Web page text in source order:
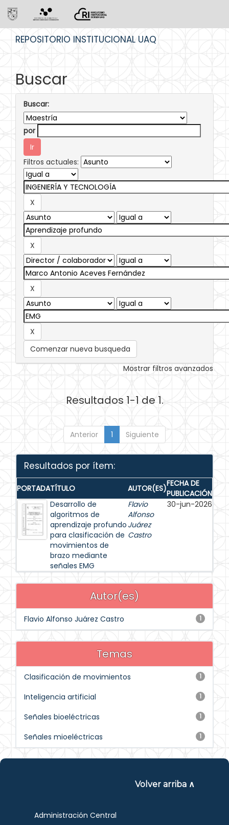
REPOSITORIO INSTITUCIONAL UAQ
Buscar
Buscar:
por
Filtros actuales:
Comenzar nueva busqueda
Mostrar filtros avanzados
Resultados 1-1 de 1.
Anterior 1 Siguiente
Resultados por ítem:
PORTADATÍTULO AUTOR(ES)FECHA DE
PUBLICACIÓN
Desarrollo de
algoritmos de
aprendizaje profundo
para clasificación de
movimientos de
brazo mediante
señales EMG
Flavio
Alfonso
Juárez
Castro
30-jun-2026
Autor(es)
1
Flavio Alfonso Juárez Castro
Temas
1
Clasificación de movimientos
1
Inteligencia artificial
1
Señales bioeléctricas
1
Señales mioeléctricas
Volver arriba ∧
Administración Central